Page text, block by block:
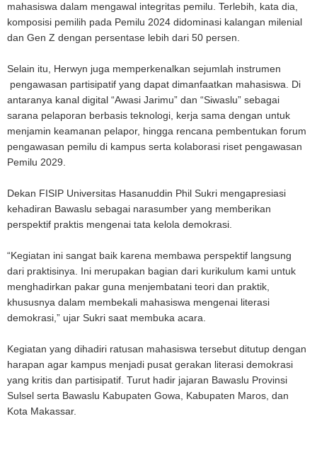
mahasiswa dalam mengawal integritas pemilu. Terlebih, kata dia,
komposisi pemilih pada Pemilu 2024 didominasi kalangan milenial
dan Gen Z dengan persentase lebih dari 50 persen.
Selain itu, Herwyn juga memperkenalkan sejumlah instrumen
pengawasan partisipatif yang dapat dimanfaatkan mahasiswa. Di
antaranya kanal digital “Awasi Jarimu” dan “Siwaslu” sebagai
sarana pelaporan berbasis teknologi, kerja sama dengan untuk
menjamin keamanan pelapor, hingga rencana pembentukan forum
pengawasan pemilu di kampus serta kolaborasi riset pengawasan
Pemilu 2029.
Dekan FISIP Universitas Hasanuddin Phil Sukri mengapresiasi
kehadiran Bawaslu sebagai narasumber yang memberikan
perspektif praktis mengenai tata kelola demokrasi.
“Kegiatan ini sangat baik karena membawa perspektif langsung
dari praktisinya. Ini merupakan bagian dari kurikulum kami untuk
menghadirkan pakar guna menjembatani teori dan praktik,
khususnya dalam membekali mahasiswa mengenai literasi
demokrasi,” ujar Sukri saat membuka acara.
Kegiatan yang dihadiri ratusan mahasiswa tersebut ditutup dengan
harapan agar kampus menjadi pusat gerakan literasi demokrasi
yang kritis dan partisipatif. Turut hadir jajaran Bawaslu Provinsi
Sulsel serta Bawaslu Kabupaten Gowa, Kabupaten Maros, dan
Kota Makassar.